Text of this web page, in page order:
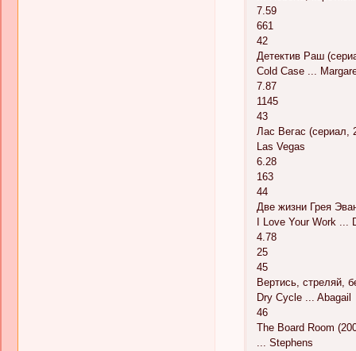
7.59
661
42
Детектив Раш
Cold Case ...
7.87
1145
43
Лас Вегас (сериал,
Las Vegas
6.28
163
44
Две жизни Грея
I Love Your Work ...
4.78
25
45
Вертись, стреляй,
Dry Cycle ... Abagail
46
The Board Room
... Stephens